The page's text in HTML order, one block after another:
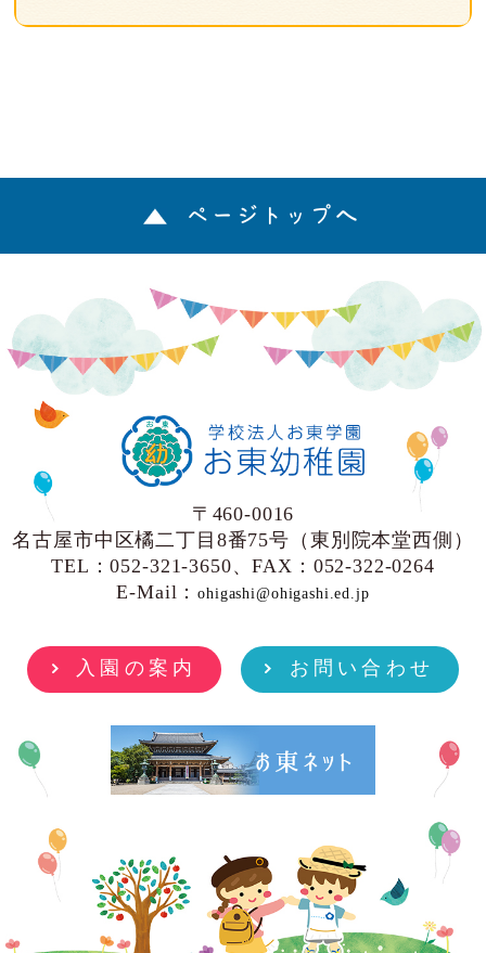
ページトップへ
〒460-0016
名古屋市中区橘二丁目8番75号（東別院本堂西側）
TEL：052-321-3650、FAX：052-322-0264
E-Mail：ohigashi@ohigashi.ed.jp
入園の案内 お問い合わせ